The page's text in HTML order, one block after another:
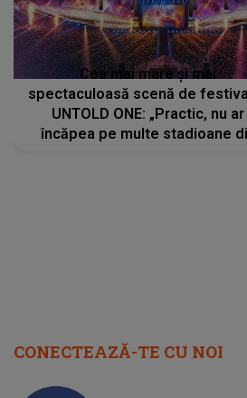
Cea mai mare și mai
spectaculoasă scenă de
UNTOLD ONE: „Practic, nu ar
încăpea pe multe stadioane
CONECTEAZĂ-TE CU NOI